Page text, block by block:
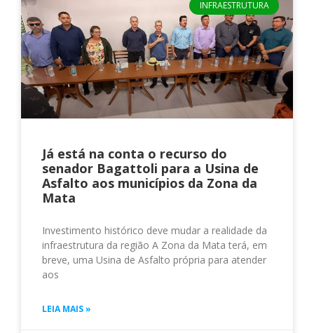
INFRAESTRUTURA
Já está na conta o recurso do
senador Bagattoli para a Usina de
Asfalto aos municípios da Zona da
Mata
Investimento histórico deve mudar a realidade da
infraestrutura da região A Zona da Mata terá, em
breve, uma Usina de Asfalto própria para atender
aos
LEIA MAIS »